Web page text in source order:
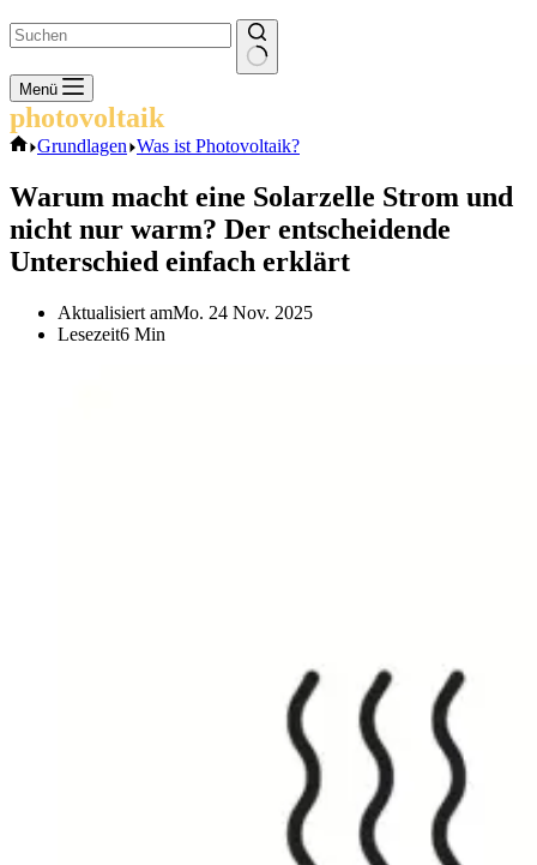
Keine
Ergebnisse
Menü
photovoltaik
Start
Grundlagen Was ist Photovoltaik?
Warum macht eine Solarzelle Strom und
nicht nur warm? Der entscheidende
Unterschied einfach erklärt
Aktualisiert amMo. 24 Nov. 2025
Lesezeit6 Min